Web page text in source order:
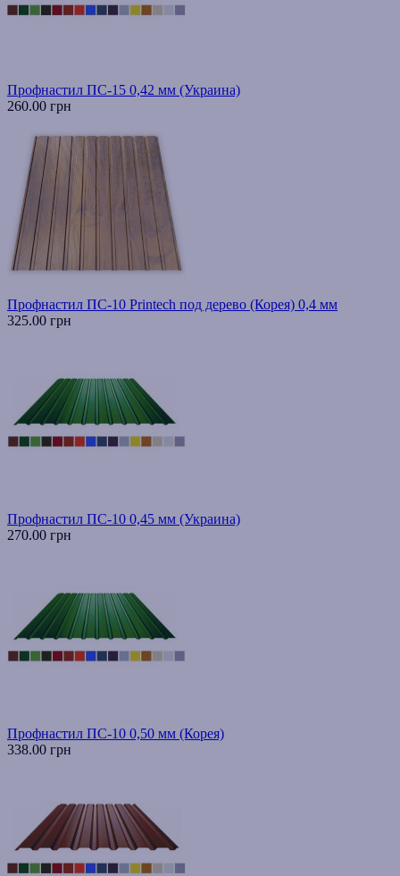
Профнастил ПС-15 0,42 мм (Украина)
260.00 грн
Профнастил ПС-10 Printech под дерево (Корея) 0,4 мм
325.00 грн
Профнастил ПС-10 0,45 мм (Украина)
270.00 грн
Профнастил ПС-10 0,50 мм (Корея)
338.00 грн